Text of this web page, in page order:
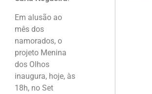
Em alusão ao
mês dos
namorados, o
projeto Menina
dos Olhos
inaugura, hoje, às
18h, no Set